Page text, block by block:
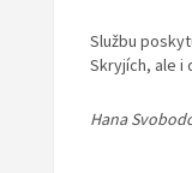
Službu
Skryjích, ale i
Hana